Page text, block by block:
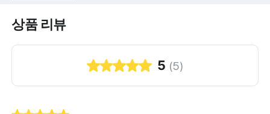
상품 리뷰
5 (5)